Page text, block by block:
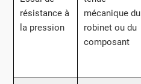
résistance à
la pression
mécanique du
robinet ou du
composant